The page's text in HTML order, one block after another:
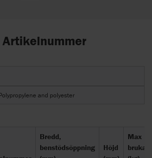
and polyester
Bredd,
benstödsöppning
Höjd
Max